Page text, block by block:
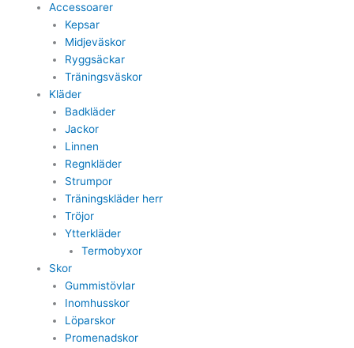
Accessoarer
Kepsar
Midjeväskor
Ryggsäckar
Träningsväskor
Kläder
Badkläder
Jackor
Linnen
Regnkläder
Strumpor
Träningskläder herr
Tröjor
Ytterkläder
Termobyxor
Skor
Gummistövlar
Inomhusskor
Löparskor
Promenadskor